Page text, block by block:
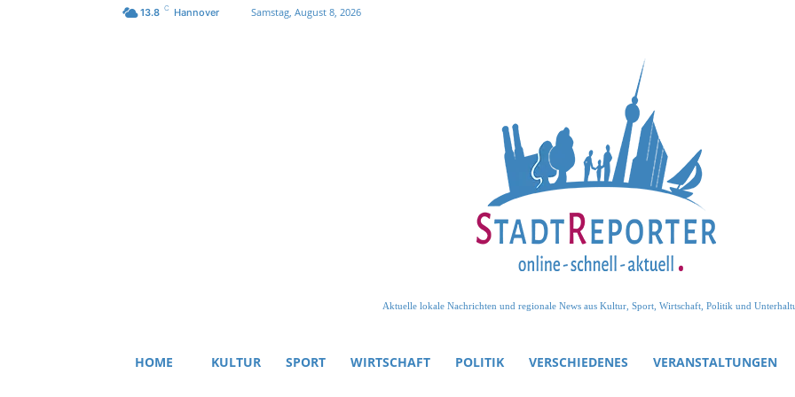
13.8 C Hannover Samstag, August 8, 2026
Aktuelle lokale Nachrichten und regionale News aus Kultur, Sport, Wirtschaft, Politik und
HOME KULTUR SPORT WIRTSCHAFT POLITIK VERSCHIEDENES VERANSTALTUNGEN